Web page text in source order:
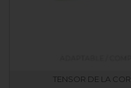
TENSOR DE LA